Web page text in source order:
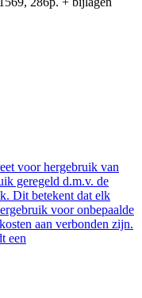
voor hergebruik van
geregeld d.m.v. de
Dit betekent dat elk
voor onbepaalde
aan verbonden zijn.
een